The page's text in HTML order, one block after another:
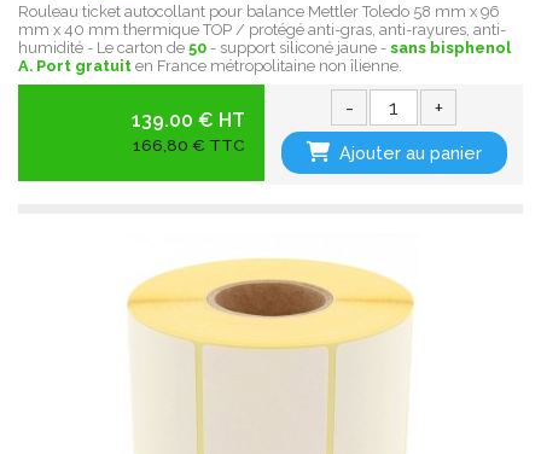
Rouleau ticket autocollant pour balance Mettler Toledo 58 mm x 96
mm x 40 mm thermique TOP / protégé anti-gras, anti-rayures, anti-
humidité - Le carton de 50 - support siliconé jaune - sans bisphenol
A. Port gratuit en France métropolitaine non îlienne.
139.00 € HT
166,80 € TTC
- +
Ajouter au panier